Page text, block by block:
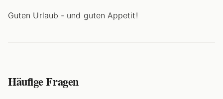
Guten Urlaub - und guten Appetit!
Häufige Fragen